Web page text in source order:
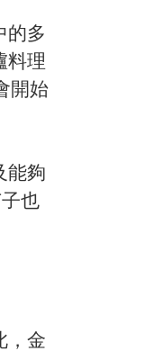
的多
料理
開始
能夠
也
，金